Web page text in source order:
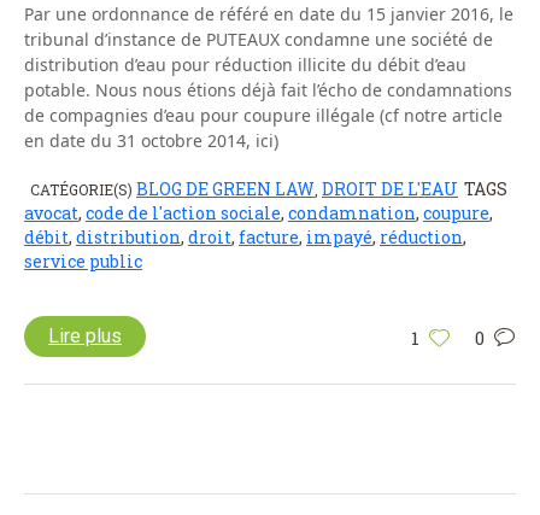
Par une ordonnance de référé en date du 15 janvier 2016, le
tribunal d’instance de PUTEAUX condamne une société de
distribution d’eau pour réduction illicite du débit d’eau
potable. Nous nous étions déjà fait l’écho de condamnations
de compagnies d’eau pour coupure illégale (cf notre article
en date du 31 octobre 2014, ici)
CATÉGORIE(S) BLOG DE GREEN LAW DROIT DE L'EAU TAGS
avocat, code de l'action sociale, condamnation, coupure,
débit, distribution, droit, facture, impayé, réduction,
service public
1 0
Lire plus